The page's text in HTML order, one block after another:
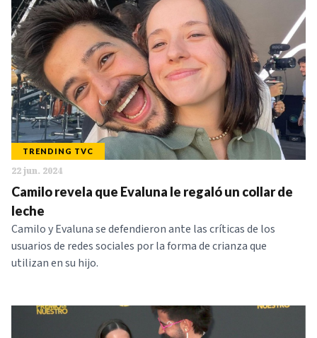
TRENDING TVC
22 jun. 2024
Camilo revela que Evaluna le regaló un collar de
leche
Camilo y Evaluna se defendieron ante las críticas de los
usuarios de redes sociales por la forma de crianza que
utilizan en su hijo.